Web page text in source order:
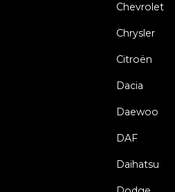
Chevrolet
Chrysler
Citroën
Dacia
Daewoo
DAF
Daihatsu